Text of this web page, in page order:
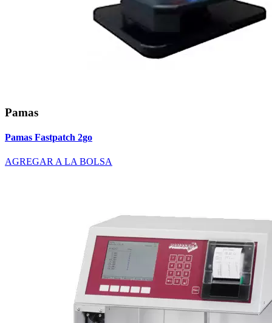
Pamas
Pamas Fastpatch 2go
AGREGAR A LA BOLSA